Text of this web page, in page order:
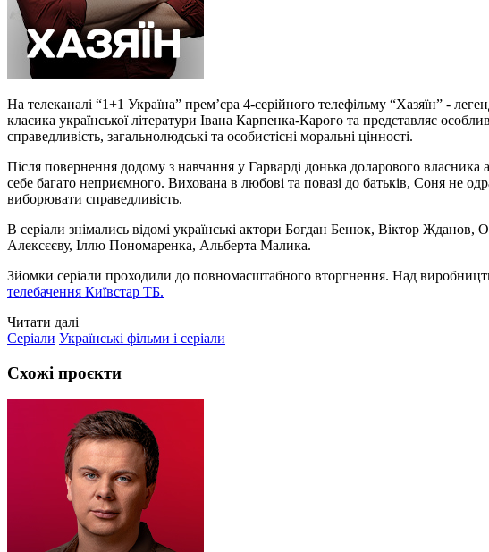
На телеканалі “1+1 Україна” премʼєра 4-серійного телефільму “Хазяїн” -
класика української літератури Івана Карпенка-Карого та представляє
справедливість, загальнолюдські та особистісні моральні цінності.
Після повернення додому з навчання у Гарварді донька доларового власника
себе багато неприємного. Вихована в любові та повазі до батьків, Соня не
виборювати справедливість.
В серіали знімались відомі українські актори Богдан Бенюк, Віктор Жданов,
Алексєєву, Іллю Пономаренка, Альберта Малика.
Зйомки серіали проходили до повномасштабного вторгнення. Над
телебачення Київстар ТБ.
Читати далі
Серіали Українські фільми і серіали
Схожі проєкти